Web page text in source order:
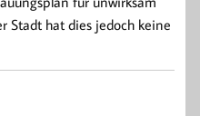
Stadt hat dies jedoch keine